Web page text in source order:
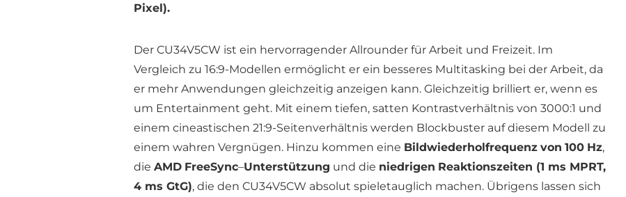
Pixel).
Der CU34V5CW ist ein hervorragender Allrounder für Arbeit und Freizeit. Im
Vergleich zu 16:9-Modellen ermöglicht er ein besseres Multitasking bei der Arbeit, da
er mehr Anwendungen gleichzeitig anzeigen kann. Gleichzeitig brilliert er, wenn es
um Entertainment geht. Mit einem tiefen, satten Kontrastverhältnis von 3000:1 und
einem cineastischen 21:9-Seitenverhältnis werden Blockbuster auf diesem Modell zu
einem wahren Vergnügen. Hinzu kommen eine Bildwiederholfrequenz von 100 Hz,
die AMD FreeSync–Unterstützung und die niedrigen Reaktionszeiten (1 ms MPRT,
4 ms GtG), die den CU34V5CW absolut spieletauglich machen. Übrigens lassen sich